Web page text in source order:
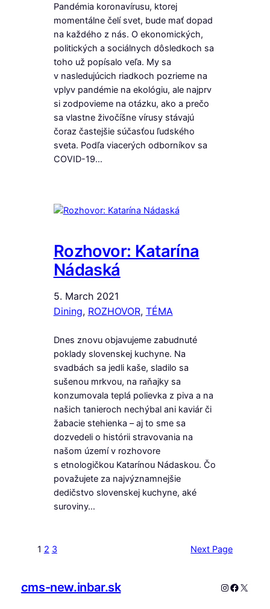
Pandémia koronavírusu, ktorej
momentálne čelí svet, bude mať dopad
na každého z nás. O ekonomických,
politických a sociálnych dôsledkoch sa
toho už popísalo veľa. My sa
v nasledujúcich riadkoch pozrieme na
vplyv pandémie na ekológiu, ale najprv
si zodpovieme na otázku, ako a prečo
sa vlastne živočíšne vírusy stávajú
čoraz častejšie súčasťou ľudského
sveta. Podľa viacerých odborníkov sa
COVID-19…
Rozhovor: Katarína
Nádaská
5. March 2021
Dining, ROZHOVOR, TÉMA
Dnes znovu objavujeme zabudnuté
poklady slovenskej kuchyne. Na
svadbách sa jedli kaše, sladilo sa
sušenou mrkvou, na raňajky sa
konzumovala teplá polievka z piva a na
našich tanieroch nechýbal ani kaviár či
žabacie stehienka – aj to sme sa
dozvedeli o histórii stravovania na
našom území v rozhovore
s etnologičkou Katarínou Nádaskou. Čo
považujete za najvýznamnejšie
dedičstvo slovenskej kuchyne, aké
suroviny…
1 2 3 Next Page
cms-new.inbar.sk Instagram
X